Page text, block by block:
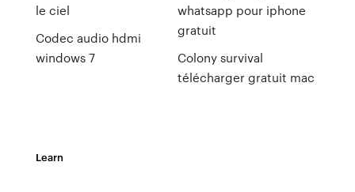
le ciel
Codec audio hdmi
windows 7
whatsapp pour iphone
gratuit
Colony survival
télécharger gratuit mac
Learn